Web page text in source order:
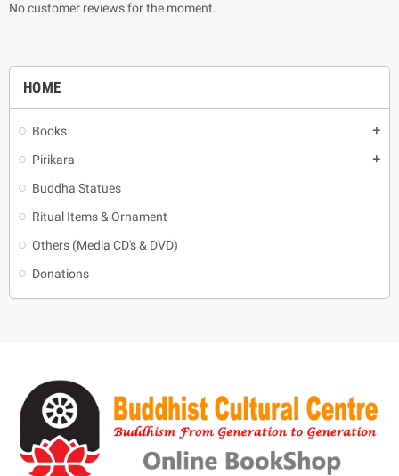
HOME
Books add
Pirikara add
Buddha Statues
Ritual Items & Ornament
Others (Media CD's & DVD)
Donations
No customer reviews for the moment.